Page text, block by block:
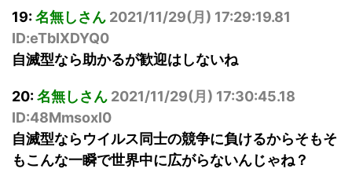
19:名無しさん 2021/11/29(月) 17:29:19.81
ID:eTbIXDYQ0
自滅型なら助かるが歓迎はしないね
20:名無しさん 2021/11/29(月) 17:30:45.18
ID:48MmsoxI0
自滅型ならウイルス同士の競争に負けるからそもそ
もこんな一瞬で世界中に広がらないんじゃね？